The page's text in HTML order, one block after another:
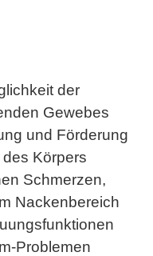
der
Gewebes
und Förderung
Körpers
Schmerzen,
Nackenbereich
Problemen